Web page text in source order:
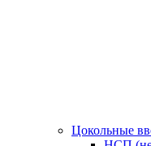
Цокольные